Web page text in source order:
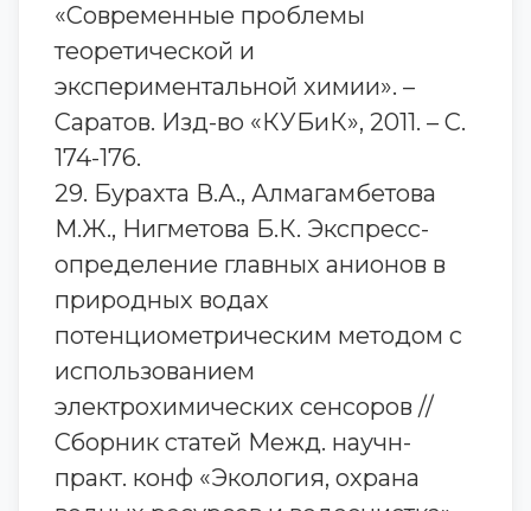
«Современные проблемы
теоретической и
экспериментальной химии». –
Саратов. Изд-во «КУБиК», 2011. – С.
174-176.
29. Бурахта В.А., Алмагамбетова
М.Ж., Нигметова Б.К. Экспресс-
определение главных анионов в
природных водах
потенциометрическим методом с
использованием
электрохимических сенсоров //
Сборник статей Межд. научн-
практ. конф «Экология, охрана